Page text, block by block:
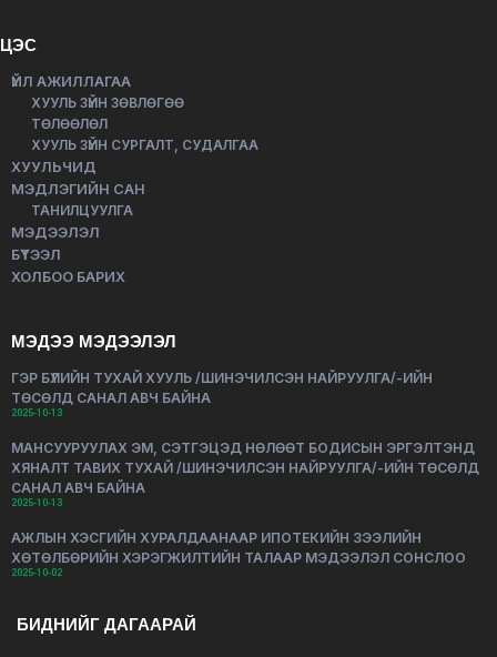
ЦЭС
ҮЙЛ АЖИЛЛАГАА
ХУУЛЬ ЗҮЙН ЗӨВЛӨГӨӨ
ТӨЛӨӨЛӨЛ
ХУУЛЬ ЗҮЙН СУРГАЛТ, СУДАЛГАА
ХУУЛЬЧИД
МЭДЛЭГИЙН САН
ТАНИЛЦУУЛГА
МЭДЭЭЛЭЛ
БҮТЭЭЛ
ХОЛБОО БАРИХ
МЭДЭЭ МЭДЭЭЛЭЛ
ГЭР БҮЛИЙН ТУХАЙ ХУУЛЬ /ШИНЭЧИЛСЭН НАЙРУУЛГА/-ИЙН
ТӨСӨЛД САНАЛ АВЧ БАЙНА
2025-10-13
МАНСУУРУУЛАХ ЭМ, СЭТГЭЦЭД НӨЛӨӨТ БОДИСЫН ЭРГЭЛТЭНД
ХЯНАЛТ ТАВИХ ТУХАЙ /ШИНЭЧИЛСЭН НАЙРУУЛГА/-ИЙН ТӨСӨЛД
САНАЛ АВЧ БАЙНА
2025-10-13
АЖЛЫН ХЭСГИЙН ХУРАЛДААНААР ИПОТЕКИЙН ЗЭЭЛИЙН
ХӨТӨЛБӨРИЙН ХЭРЭГЖИЛТИЙН ТАЛААР МЭДЭЭЛЭЛ СОНСЛОО
2025-10-02
БИДНИЙГ ДАГААРАЙ